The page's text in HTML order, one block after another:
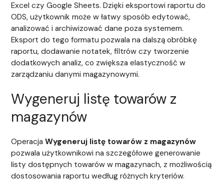
Excel czy Google Sheets. Dzięki eksportowi raportu do
ODS, użytkownik może w łatwy sposób edytować,
analizować i archiwizować dane poza systemem.
Eksport do tego formatu pozwala na dalszą obróbkę
raportu, dodawanie notatek, filtrów czy tworzenie
dodatkowych analiz, co zwiększa elastyczność w
zarządzaniu danymi magazynowymi.
Wygeneruj listę towarów z
magazynów
OperacjaWygeneruj listę towarów z magazynów
pozwala użytkownikowi na szczegółowe generowanie
listy dostępnych towarów w magazynach, z możliwością
dostosowania raportu według różnych kryteriów.